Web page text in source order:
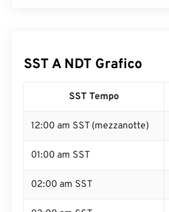
SST A NDT Grafico
SST Tempo
12:00 am SST (mezzanotte)
01:00 am SST
02:00 am SST